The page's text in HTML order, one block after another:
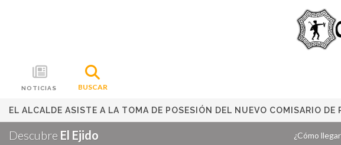
NOTICIAS BUSCAR
EL ALCALDE ASISTE A LA TOMA DE POSESIÓN DEL NUEVO COMISARIO
Descubre El Ejido ¿Cómo